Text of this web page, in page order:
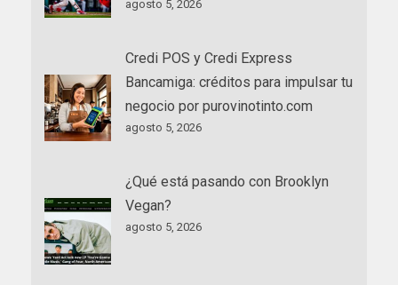
agosto 5, 2026
Credi POS y Credi Express
Bancamiga: créditos para impulsar tu
negocio por purovinotinto.com
agosto 5, 2026
¿Qué está pasando con Brooklyn
Vegan?
agosto 5, 2026